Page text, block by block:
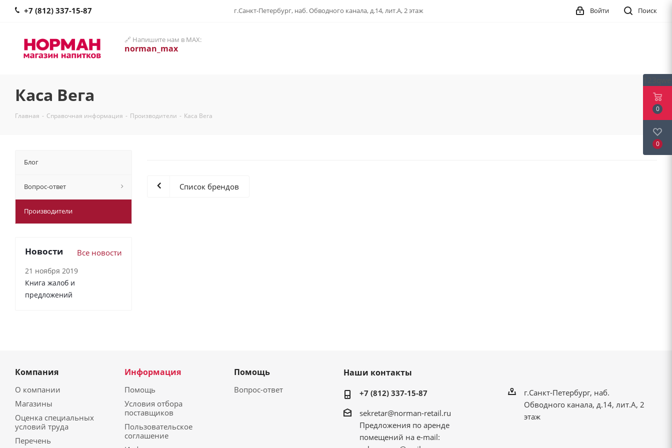
+7 (812) 337-15-87 г.Санкт-Петербург, наб. Обводного канала, д.14, лит.А, 2 этаж Поиск
Войти
🔗 Напишите нам в MAX:
norman_max
Каса Вега
Главная - Справочная информация - Производители - Каса Вега
Список брендов
Блог
Вопрос-ответ
Производители
Новости Все новости
21 ноября 2019
Книга жалоб и
предложений
Компания
О компании
Магазины
Оценка специальных
условий труда
Перечень
Информация
Помощь
Условия отбора
поставщиков
Пользовательское
соглашение
Помощь
Вопрос-ответ
Наши контакты
+7 (812) 337-15-87
sekretar@norman-retail.ru
Предложения по аренде
помещений на e-mail:
г.Санкт-Петербург, наб.
Обводного канала, д.14, лит.А, 2
этаж
0
0